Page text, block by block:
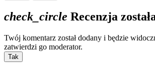
check_circle Recenzja
Twój komentarz został dodany i będzie
zatwierdzi go moderator.
Tak